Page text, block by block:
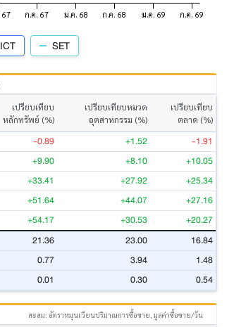
ICT SET
เปรียบเทียบ
หลักทรัพย์ (%)
เปรียบเทียบหมวด
อุตสาหกรรม (%)
เปรียบเทียบ
ตลาด (%)
-0.89 +1.52 -1.91
+9.90 +8.10 +10.05
+33.41 +27.92 +25.34
+51.64 +44.07 +27.16
+54.17 +30.53 +20.27
21.36 23.00 16.84
0.77 3.94 1.48
0.01 0.30 0.54
สะสม: อัตราหมุนเวียนปริมาณการซื้อขาย, มูลค่าซื้อขาย/วัน